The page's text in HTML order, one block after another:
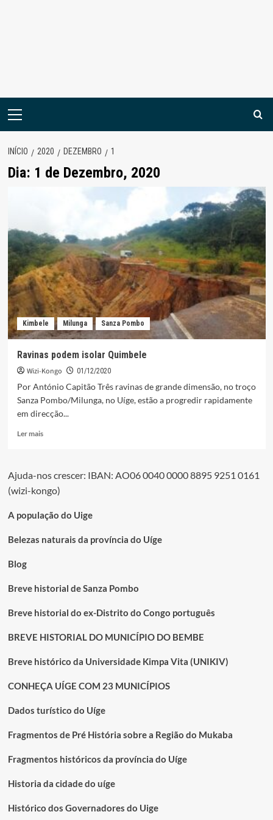
Menu
INÍCIO 2020 DEZEMBRO 1
Dia: 1 de Dezembro, 2020
Kimbele Milunga Sanza Pombo
Ravinas podem isolar Quimbele
Wizi-Kongo 01/12/2020
Por António Capitão Três ravinas de grande dimensão, no troço
Sanza Pombo/Milunga, no Uíge, estão a progredir rapidamente
em direcção...
Ler maisLeia
podem
isolar
Ajuda-nos crescer: IBAN: AO06 0040 0000 8895 9251 0161
(wizi-kongo)
A população do Uige
Belezas naturais da província do Uíge
Blog
Breve historial de Sanza Pombo
Breve historial do ex-Distrito do Congo português
BREVE HISTORIAL DO MUNICÍPIO DO BEMBE
Breve histórico da Universidade Kimpa Vita (UNIKIV)
CONHEÇA UÍGE COM 23 MUNICÍPIOS
Dados turístico do Uíge
Fragmentos de Pré História sobre a Região do Mukaba
Fragmentos históricos da província do Uíge
Historia da cidade do uíge
Histórico dos Governadores do Uige